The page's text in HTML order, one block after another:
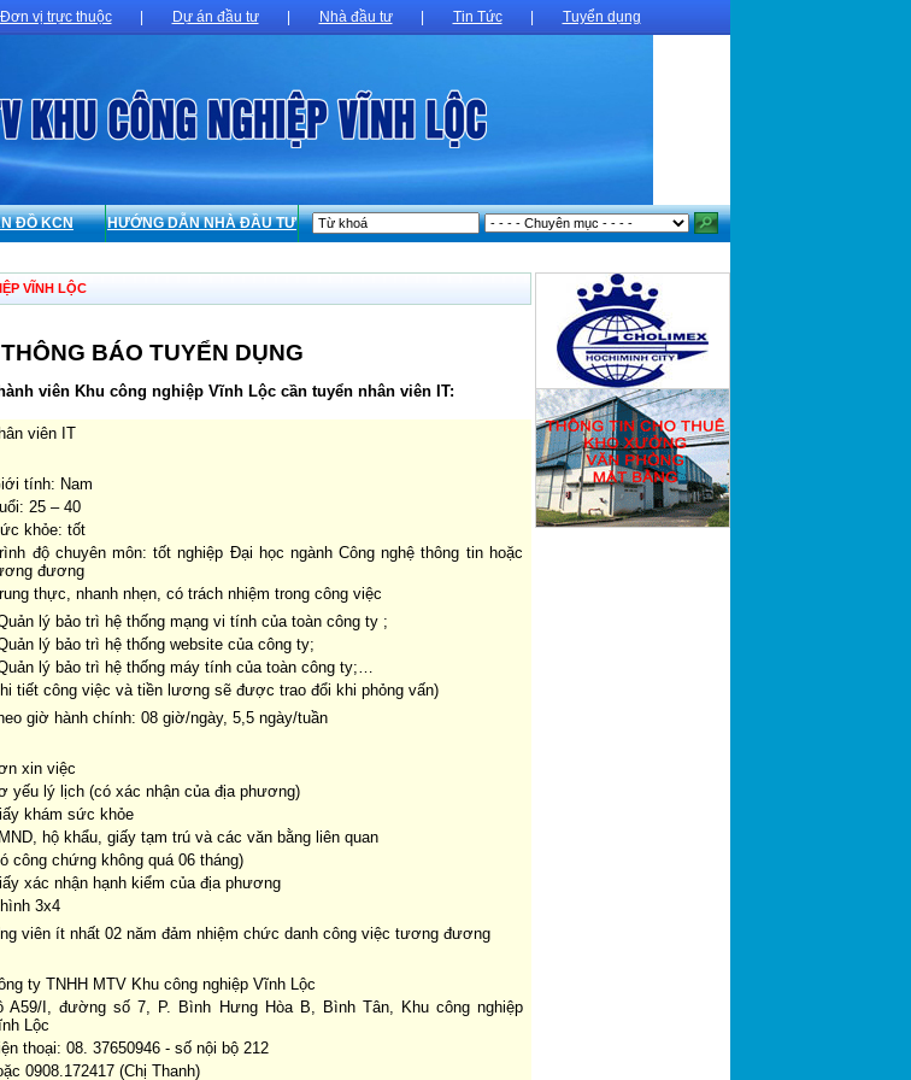
Đơn vị trực thuộc Dự án đầu tư Nhà đầu tư Tin Tức Tuyển dụng
ĐỒ KCN HƯỚNG DẪN NHÀ ĐẦU TƯ
VĨNH LỘC
THÔNG BÁO TUYỂN DỤNG
viên Khu công nghiệp Vĩnh Lộc cần tuyển nhân viên IT:
viên IT
tính: Nam
25 – 40
khỏe: tốt
độ chuyên môn: tốt nghiệp Đại học ngành Công nghệ thông tin hoặc
đương
thực, nhanh nhẹn, có trách nhiệm trong công việc
lý bảo trì hệ thống mạng vi tính của toàn công ty ;
lý bảo trì hệ thống website của công ty;
lý bảo trì hệ thống máy tính của toàn công ty;…
tiết công việc và tiền lương sẽ được trao đổi khi phỏng vấn)
giờ hành chính: 08 giờ/ngày, 5,5 ngày/tuần
xin việc
yếu lý lịch (có xác nhận của địa phương)
khám sức khỏe
hộ khẩu, giấy tạm trú và các văn bằng liên quan
công chứng không quá 06 tháng)
xác nhận hạnh kiểm của địa phương
3x4
viên ít nhất 02 năm đảm nhiệm chức danh công việc tương đương
ty TNHH MTV Khu công nghiệp Vĩnh Lộc
A59/I, đường số 7, P. Bình Hưng Hòa B, Bình Tân, Khu công nghiệp
Lộc
thoại: 08. 37650946 - số nội bộ 212
0908.172417 (Chị Thanh)